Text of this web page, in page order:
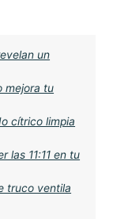
un
mejora tu
cítrico limpia
las 11:11 en tu
truco ventila